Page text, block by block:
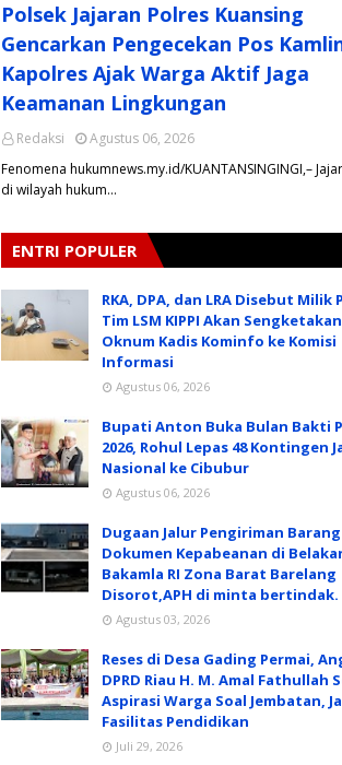
Polsek Jajaran Polres Kuansing
Gencarkan Pengecekan Pos
Kapolres Ajak Warga Aktif Jaga
Keamanan Lingkungan
Redaksi
Agustus 06, 2026
Fenomena hukumnews.my.id/KUANTANSINGINGI,–
di wilayah hukum…
ENTRI POPULER
RKA, DPA, dan LRA Disebut Milik
Tim LSM KIPPI Akan
Oknum Kadis Kominfo ke Komisi
Informasi
Agustus 06, 2026
Bupati Anton Buka Bulan Bakti
2026, Rohul Lepas 48 Kontingen
Nasional ke Cibubur
Agustus 06, 2026
Dugaan Jalur Pengiriman
Dokumen Kepabeanan di
Bakamla RI Zona Barat Barelang
Disorot,APH di minta bertindak.
Agustus 03, 2026
Reses di Desa Gading Permai,
DPRD Riau H. M. Amal Fathullah
Aspirasi Warga Soal Jembatan,
Fasilitas Pendidikan
Juli 29, 2026